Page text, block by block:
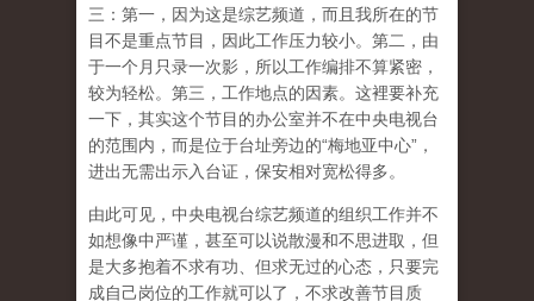
三：第一，因为这是综艺频道，而且我所在的节
目不是重点节目，因此工作压力较小。第二，由
于一个月只录一次影，所以工作编排不算紧密，
较为轻松。第三，工作地点的因素。这裡要补充
一下，其实这个节目的办公室并不在中央电视台
的范围内，而是位于台址旁边的“梅地亚中心”，
进出无需出示入台证，保安相对宽松得多。
由此可见，中央电视台综艺频道的组织工作并不
如想像中严谨，甚至可以说散漫和不思进取，但
是大多抱着不求有功、但求无过的心态，只要完
成自己岗位的工作就可以了，不求改善节目质